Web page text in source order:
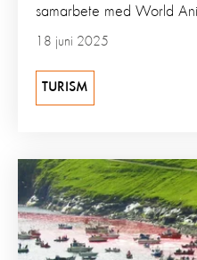
samarbete med World
18 juni 2025
TURISM